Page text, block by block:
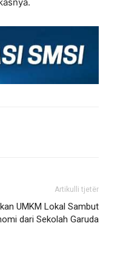
Artikulli tjetër
UMKM Lokal Sambut
dari Sekolah Garuda